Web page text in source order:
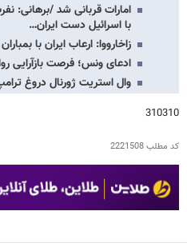
امارات قربانی شد /برهانی:
با اسرائیل دست ایران…
زاخارووا: ارعاب ایران با
ادعای ونس؛ فرصت بازآرایی
وال استریت ژورنال دروغ
310310
کد مطلب2221508